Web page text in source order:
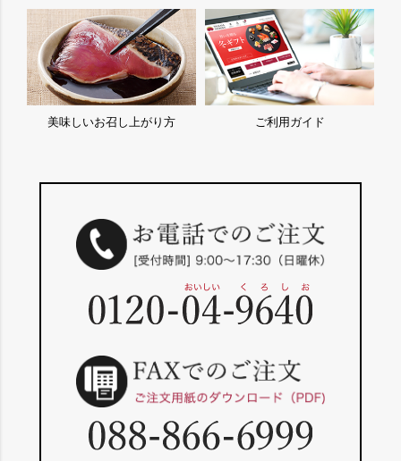
美味しいお召し上がり方 ご利用ガイド